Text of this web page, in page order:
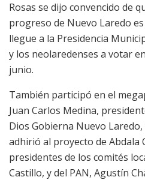
Rosas se dijo convencido de
progreso de Nuevo Laredo
llegue a la Presidencia
y los neolaredenses a votar
junio.
También participó en el
Juan Carlos Medina,
Dios Gobierna Nuevo
adhirió al proyecto de Abdala
presidentes de los comités
Castillo, y del PAN, Agustín